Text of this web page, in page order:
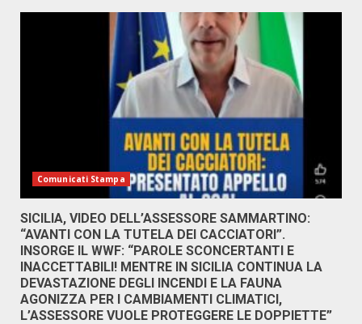
Comunicati Stampa
SICILIA, VIDEO DELL’ASSESSORE SAMMARTINO:
“AVANTI CON LA TUTELA DEI CACCIATORI”.
INSORGE IL WWF: “PAROLE SCONCERTANTI E
INACCETTABILI! MENTRE IN SICILIA CONTINUA LA
DEVASTAZIONE DEGLI INCENDI E LA FAUNA
AGONIZZA PER I CAMBIAMENTI CLIMATICI,
L’ASSESSORE VUOLE PROTEGGERE LE DOPPIETTE”